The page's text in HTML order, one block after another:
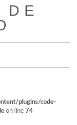
DE
de navegación
plugins/code-
on line 74